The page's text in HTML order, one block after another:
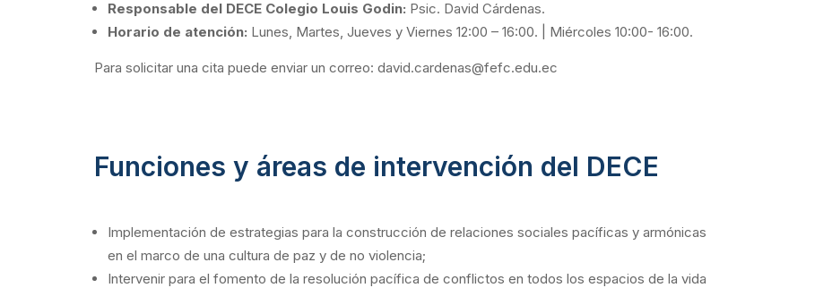
Responsable del DECE Colegio Louis Godin: Psic. David Cárdenas.
Horario de atención: Lunes, Martes, Jueves y Viernes 12:00 – 16:00. | Miércoles 10:00- 16:00.
Para solicitar una cita puede enviar un correo: david.cardenas@fefc.edu.ec
Funciones y áreas de intervención del DECE
Implementación de estrategias para la construcción de relaciones sociales pacíficas y armónicas
en el marco de una cultura de paz y de no violencia;
Intervenir para el fomento de la resolución pacífica de conflictos en todos los espacios de la vida